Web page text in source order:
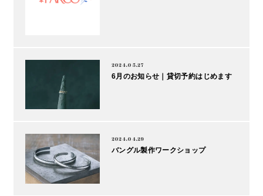
2024.05.27
6月のお知らせ｜貸切予約はじめます
2024.04.29
バングル製作ワークショップ